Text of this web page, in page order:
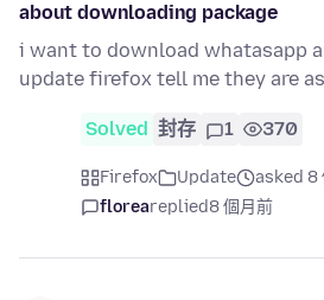
about downloading package
i want to download whatasapp
update firefox tell me they are
Solved 封存 1 370
Firefox Update
asked 8
floreareplied8 個月前